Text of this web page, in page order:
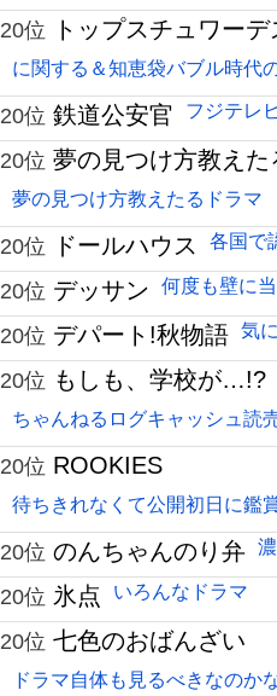
20位 トップスチュワー
に関する＆知恵袋バブル時代
20位 鉄道公安官 フジテレ
20位 夢の見つけ方教えた
夢の見つけ方教えたるドラマ
20位 ドールハウス 各国で
20位 デッサン 何度も壁に
20位 デパート!秋物語 気
20位 もしも、学校が…!?
ちゃんねるログキャッシュ読
20位 ROOKIES
待ちきれなくて公開初日に鑑
20位 のんちゃんのり弁
20位 氷点 いろんなドラマ
20位 七色のおばんざい
ドラマ自体も見るべきなのか